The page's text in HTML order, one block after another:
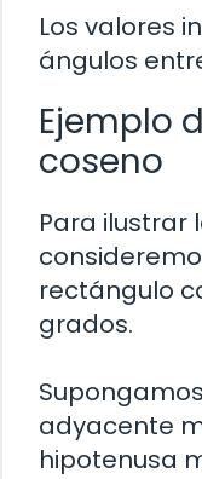
Los valores
ángulos
Ejemplo
coseno
Para ilustrar
rectángulo
grados.
adyacente
hipotenusa